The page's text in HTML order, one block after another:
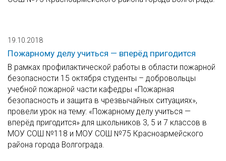
19.10.2018
Пожарному делу учиться — вперёд пригодится
В рамках профилактической работы в области пожарной
безопасности 15 октября студенты – добровольцы
учебной пожарной части кафедры «Пожарная
безопасность и защита в чрезвычайных ситуациях»,
провели урок на тему: «Пожарному делу учиться —
вперёд пригодится» для школьников 3, 5 и 7 классов в
МОУ СОШ №118 и МОУ СОШ №75 Красноармейского
района города Волгограда.